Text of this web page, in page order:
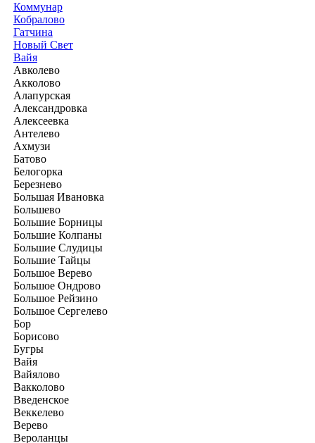
Коммунар
Кобралово
Гатчина
Новый Свет
Вайя
Авколево
Акколово
Алапурская
Александровка
Алексеевка
Антелево
Ахмузи
Батово
Белогорка
Березнево
Большая Ивановка
Большево
Большие Борницы
Большие Колпаны
Большие Слудицы
Большие Тайцы
Большое Верево
Большое Ондрово
Большое Рейзино
Большое Сергелево
Бор
Борисово
Бугры
Вайя
Вайялово
Вакколово
Введенское
Веккелево
Верево
Вероланцы